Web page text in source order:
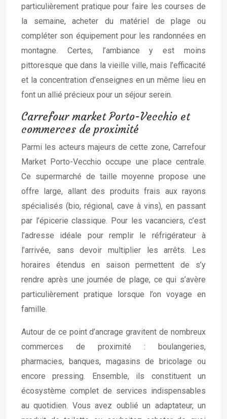
particulièrement pratique pour faire les courses de
la semaine, acheter du matériel de plage ou
compléter son équipement pour les randonnées en
montagne. Certes, l’ambiance y est moins
pittoresque que dans la vieille ville, mais l’efficacité
et la concentration d’enseignes en un même lieu en
font un allié précieux pour un séjour serein.
Carrefour market Porto-Vecchio et
commerces de proximité
Parmi les acteurs majeurs de cette zone, Carrefour
Market Porto-Vecchio occupe une place centrale.
Ce supermarché de taille moyenne propose une
offre large, allant des produits frais aux rayons
spécialisés (bio, régional, cave à vins), en passant
par l’épicerie classique. Pour les vacanciers, c’est
l’adresse idéale pour remplir le réfrigérateur à
l’arrivée, sans devoir multiplier les arrêts. Les
horaires étendus en saison permettent de s’y
rendre après une journée de plage, ce qui s’avère
particulièrement pratique lorsque l’on voyage en
famille.
Autour de ce point d’ancrage gravitent de nombreux
commerces de proximité : boulangeries,
pharmacies, banques, magasins de bricolage ou
encore pressing. Ensemble, ils constituent un
écosystème complet de services indispensables
au quotidien. Vous avez oublié un adaptateur, un